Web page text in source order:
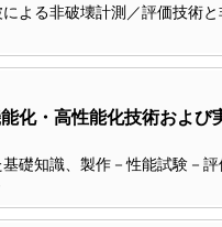
よる非破壊計測／評価技術
能化・高性能化技術お
礎知識、製作－性能試験－